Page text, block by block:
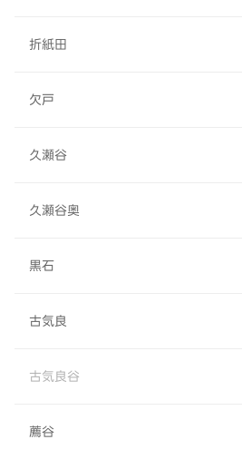
折紙田
欠戸
久瀬谷
久瀬谷奥
黒石
古気良
古気良谷
薦谷